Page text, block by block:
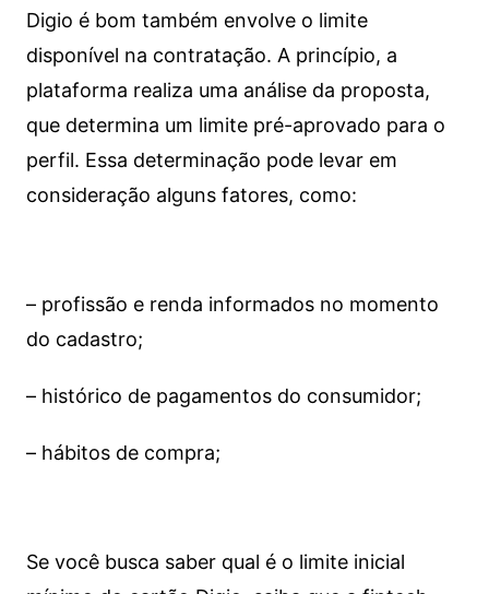
Digio é bom também envolve o limite
disponível na contratação. A princípio, a
plataforma realiza uma análise da proposta,
que determina um limite pré-aprovado para o
perfil. Essa determinação pode levar em
consideração alguns fatores, como:
– profissão e renda informados no momento
do cadastro;
– histórico de pagamentos do consumidor;
– hábitos de compra;
Se você busca saber qual é o limite inicial